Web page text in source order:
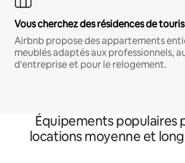
Vous cherchez des résidences de
Airbnb propose des appartements
meublés adaptés aux professionnels,
d'entreprise et pour le relogement.
Équipements populaires
locations moyenne et